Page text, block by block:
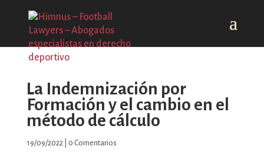
La Indemnización por
Formación y el cambio en el
método de cálculo
19/09/2022| 0 Comentarios